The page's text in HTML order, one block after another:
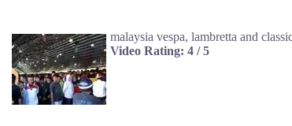
malaysia vespa, lambretta and
Video Rating: 4 / 5